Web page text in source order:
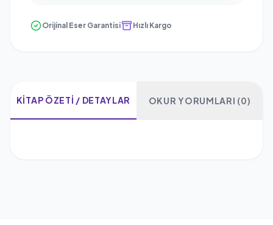
Orijinal Eser Garantisi Hızlı Kargo
KITAP ÖZETI / DETAYLAR OKUR YORUMLARI (0)